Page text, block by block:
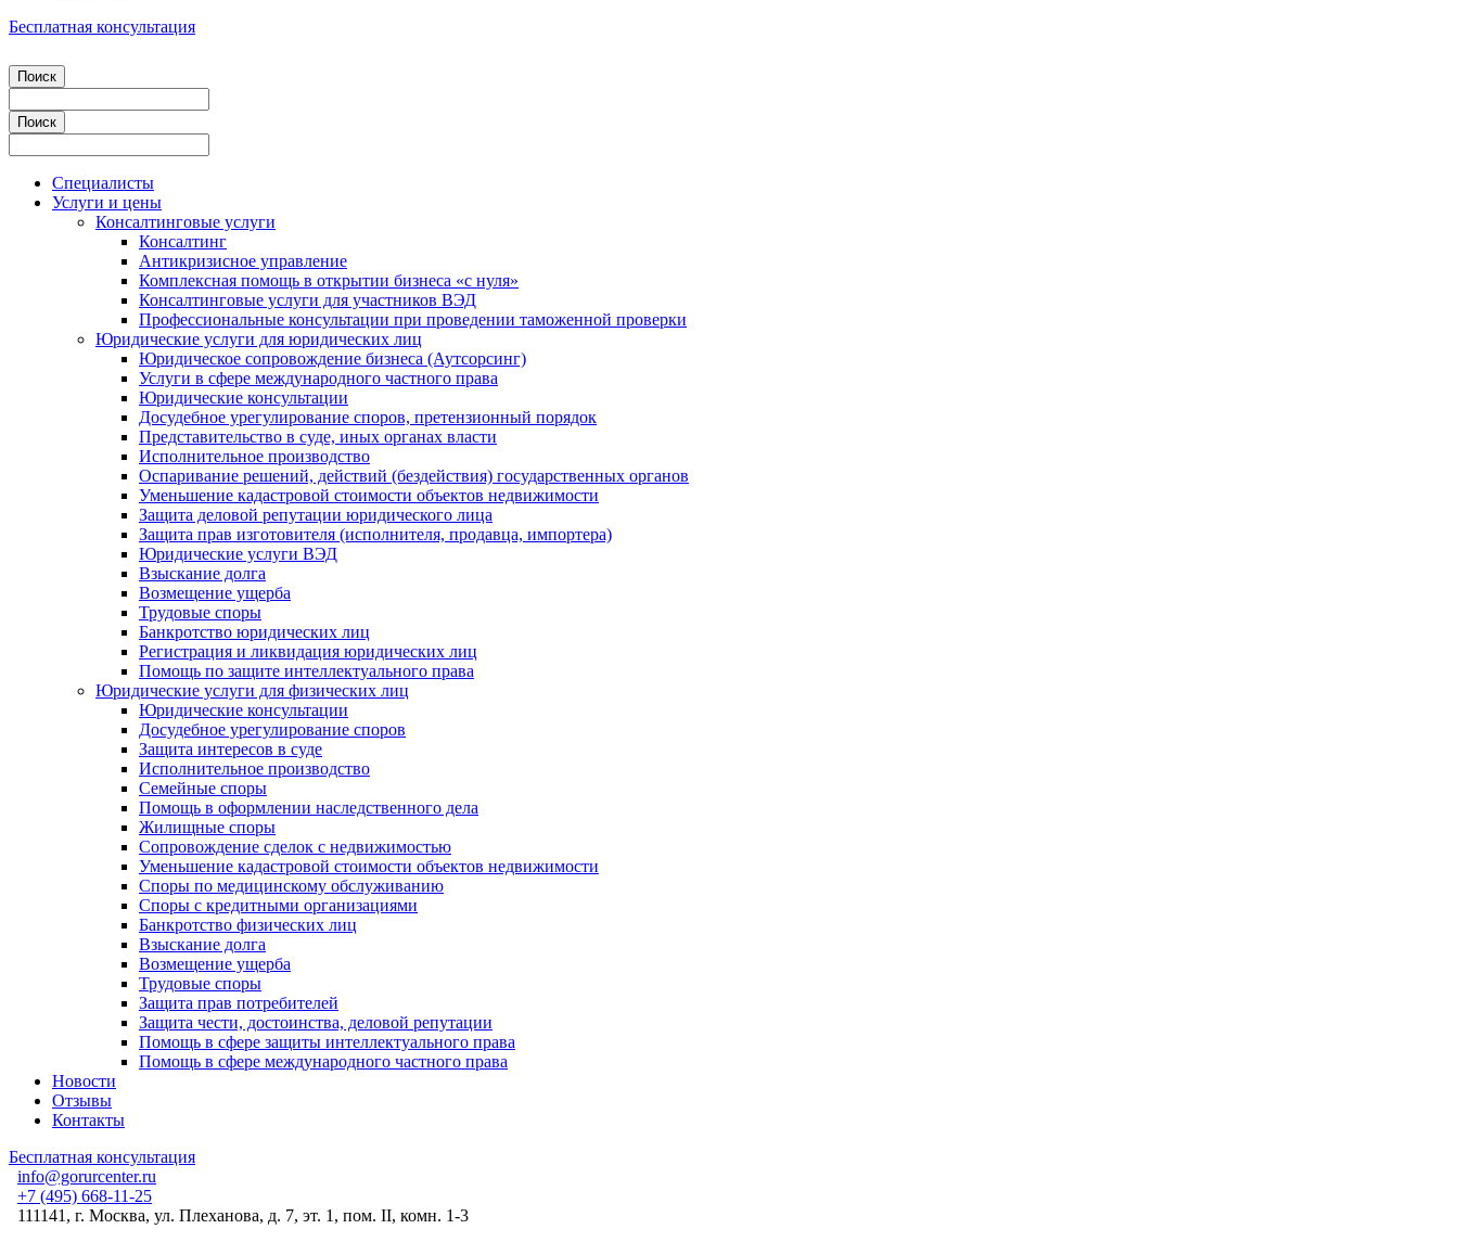
Бесплатная консультация
Специалисты
Услуги и цены
Консалтинговые услуги
Консалтинг
Антикризисное управление
Комплексная помощь в открытии бизнеса «с нуля»
Консалтинговые услуги для участников ВЭД
Профессиональные консультации при проведении таможенной проверки
Юридические услуги для юридических лиц
Юридическое сопровождение бизнеса (Аутсорсинг)
Услуги в сфере международного частного права
Юридические консультации
Досудебное урегулирование споров, претензионный порядок
Представительство в суде, иных органах власти
Исполнительное производство
Оспаривание решений, действий (бездействия) государственных органов
Уменьшение кадастровой стоимости объектов недвижимости
Защита деловой репутации юридического лица
Защита прав изготовителя (исполнителя, продавца, импортера)
Юридические услуги ВЭД
Взыскание долга
Возмещение ущерба
Трудовые споры
Банкротство юридических лиц
Регистрация и ликвидация юридических лиц
Помощь по защите интеллектуального права
Юридические услуги для физических лиц
Юридические консультации
Досудебное урегулирование споров
Защита интересов в суде
Исполнительное производство
Семейные споры
Помощь в оформлении наследственного дела
Жилищные споры
Сопровождение сделок с недвижимостью
Уменьшение кадастровой стоимости объектов недвижимости
Споры по медицинскому обслуживанию
Споры с кредитными организациями
Банкротство физических лиц
Взыскание долга
Возмещение ущерба
Трудовые споры
Защита прав потребителей
Защита чести, достоинства, деловой репутации
Помощь в сфере защиты интеллектуального права
Помощь в сфере международного частного права
Новости
Отзывы
Контакты
Бесплатная консультация
info@gorurcenter.ru
+7 (495) 668-11-25
111141, г. Москва, ул. Плеханова, д. 7, эт. 1, пом. II, комн. 1-3